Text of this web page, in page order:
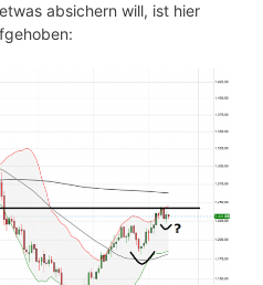
absichern will, ist hier